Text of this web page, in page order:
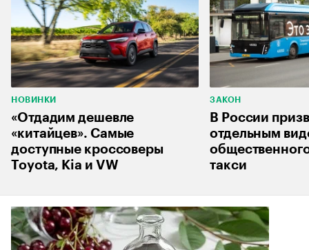
НОВИНКИ
«Отдадим дешевле
«китайцев». Самые
доступные кроссоверы
Toyota, Kia и VW
ЗАКОН
В России
отдельным
такси